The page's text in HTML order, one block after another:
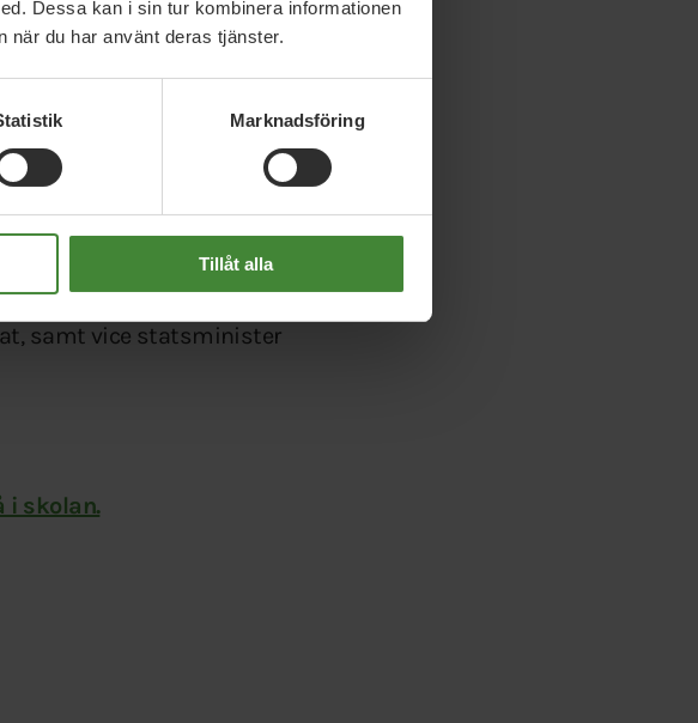
Dessa kan i sin tur kombinera informationen
när du har använt deras tjänster.
Marknadsföring
Tillåt alla
samt vice statsminister
i skolan.